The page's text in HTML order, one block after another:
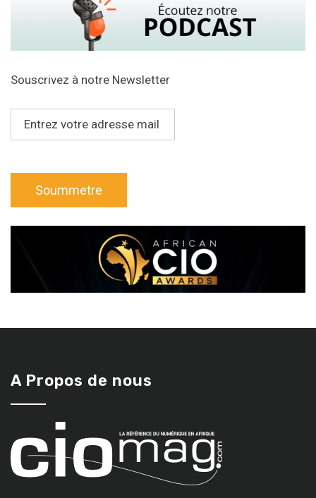
Souscrivez à notre Newsletter
A Propos de nous